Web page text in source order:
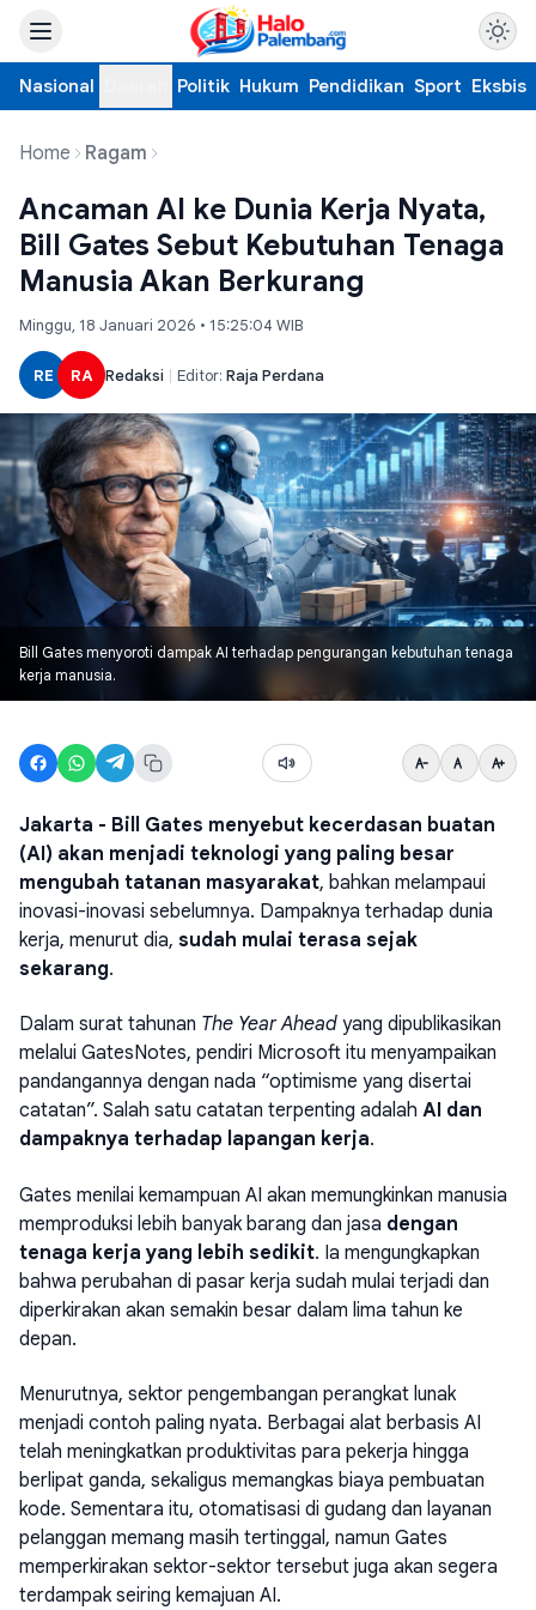
Nasional Politik Hukum Pendidikan Sport Eksbis
Home Ragam
Ancaman AI ke Dunia Kerja Nyata,
Bill Gates Sebut Kebutuhan Tenaga
Manusia Akan Berkurang
Minggu, 18 Januari 2026 • 15:25:04 WIB
RE RA Redaksi | Editor: Raja Perdana
Bill Gates menyoroti dampak AI terhadap pengurangan kebutuhan tenaga
kerja manusia.
Jakarta - Bill Gates menyebut kecerdasan buatan
(AI) akan menjadi teknologi yang paling besar
mengubah tatanan masyarakat, bahkan melampaui
inovasi-inovasi sebelumnya. Dampaknya terhadap dunia
kerja, menurut dia, sudah mulai terasa sejak
sekarang.
Dalam surat tahunan The Year Ahead yang dipublikasikan
melalui GatesNotes, pendiri Microsoft itu menyampaikan
pandangannya dengan nada “optimisme yang disertai
catatan”. Salah satu catatan terpenting adalah AI dan
dampaknya terhadap lapangan kerja.
Gates menilai kemampuan AI akan memungkinkan manusia
memproduksi lebih banyak barang dan jasa dengan
tenaga kerja yang lebih sedikit. Ia mengungkapkan
bahwa perubahan di pasar kerja sudah mulai terjadi dan
diperkirakan akan semakin besar dalam lima tahun ke
depan.
Menurutnya, sektor pengembangan perangkat lunak
menjadi contoh paling nyata. Berbagai alat berbasis AI
telah meningkatkan produktivitas para pekerja hingga
berlipat ganda, sekaligus memangkas biaya pembuatan
kode. Sementara itu, otomatisasi di gudang dan layanan
pelanggan memang masih tertinggal, namun Gates
memperkirakan sektor-sektor tersebut juga akan segera
terdampak seiring kemajuan AI.